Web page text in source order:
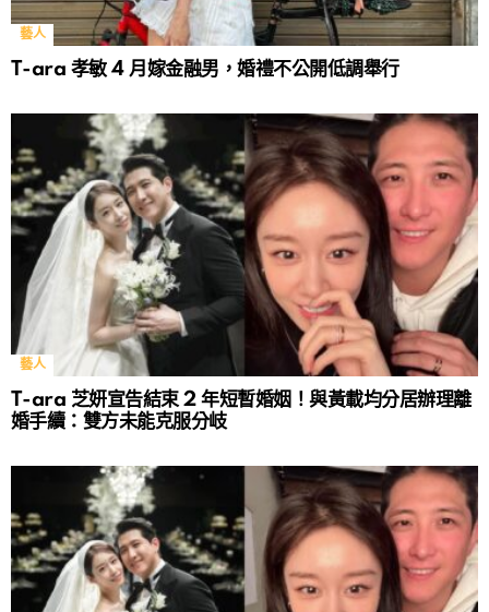
藝人
T-ara 孝敏 4 月嫁金融男，婚禮不公開低調舉行
藝人
T-ara 芝妍宣告結束 2 年短暫婚姻！與黃載均分居辦理離
婚手續：雙方未能克服分岐